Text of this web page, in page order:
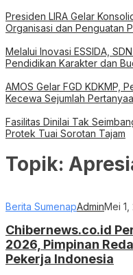
Presiden LIRA Gelar
Organisasi dan Penguatan
Melalui Inovasi ESSIDA,
Pendidikan Karakter dan
AMOS Gelar FGD KDKMP,
Kecewa Sejumlah
Fasilitas Dinilai Tak
Protek Tuai Sorotan Tajam
Topik:
Berita SumenapAdminMei 1,
Chibernews.co.id
2026, Pimpinan
Pekerja Indonesia